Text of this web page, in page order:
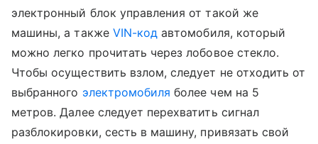
электронный блок управления от такой же
машины, а также VIN-код автомобиля, который
можно легко прочитать через лобовое стекло.
Чтобы осуществить взлом, следует не отходить от
выбранного электромобиля более чем на 5
метров. Далее следует перехватить сигнал
разблокировки, сесть в машину, привязать свой